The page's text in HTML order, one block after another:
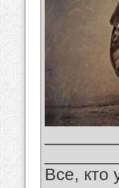
Все, кто